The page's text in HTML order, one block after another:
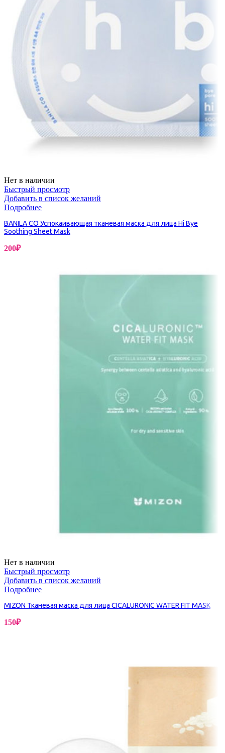
Нет в наличии
Быстрый просмотр
Добавить в список желаний
Подробнее
BANILA CO Успокаивающая тканевая маска для лица Hi Bye
Soothing Sheet Mask
200₽
Нет в наличии
Быстрый просмотр
Добавить в список желаний
Подробнее
MIZON Тканевая маска для лица CICALURONIC WATER FIT MASK
150₽